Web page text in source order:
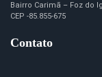
Bairro Carimã – Foz do
CEP -85.855-675
Contato